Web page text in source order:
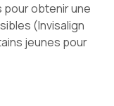
obtenir une
(Invisalign
jeunes pour